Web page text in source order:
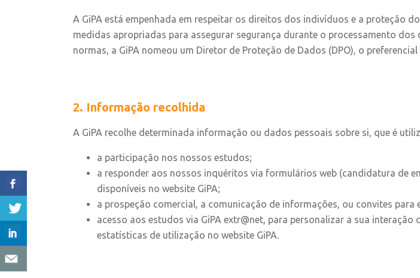
A GiPA está empenhada em respeitar os direitos dos indivíduos e a proteção
medidas apropriadas para assegurar segurança durante o processamento
normas, a GiPA nomeou um Diretor de Proteção de Dados (DPO), o
2. Informação recolhida
A GiPA recolhe determinada informação ou dados pessoais sobre si, que é
a participação nos nossos estudos;
a responder aos nossos inquéritos via formulários web (candidatura de
disponíveis no website GiPA;
a prospeção comercial, a comunicação de informações, ou convites para
acesso aos estudos via GiPA extr@net, para personalizar a sua
estatísticas de utilização no website GiPA.